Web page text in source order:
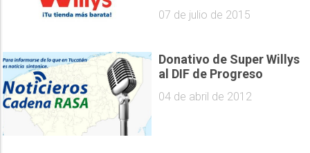
07 de julio de 2015
Donativo de Super Willys
al DIF de Progreso
04 de abril de 2012